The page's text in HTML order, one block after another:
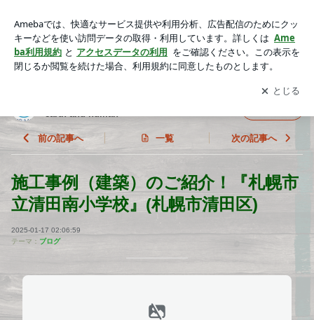
市清田区) | 株式会社イーリオ・ランド "For the future of earth a
nd human"
アプリをダウンロードして ブログの更新通知
を受け取りまし
ょう。
開く
earth and human"
前の記事へ 一覧 次の記事へ
施工事例（建築）のご紹介！『札幌市
立清田南小学校』(札幌市清田区)
2025-01-17 02:06:59
テーマ： ブログ